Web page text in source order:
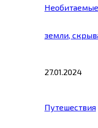
земли,
27.01.2024
Путешествия